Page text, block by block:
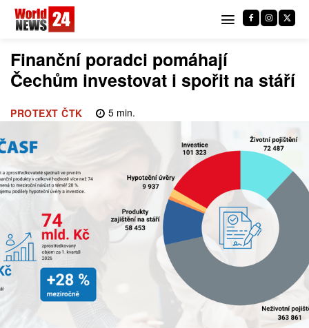
Finanční poradci pomáhají
Čechům investovat i spořit na stáří
PROTEXT ČTK 5min.